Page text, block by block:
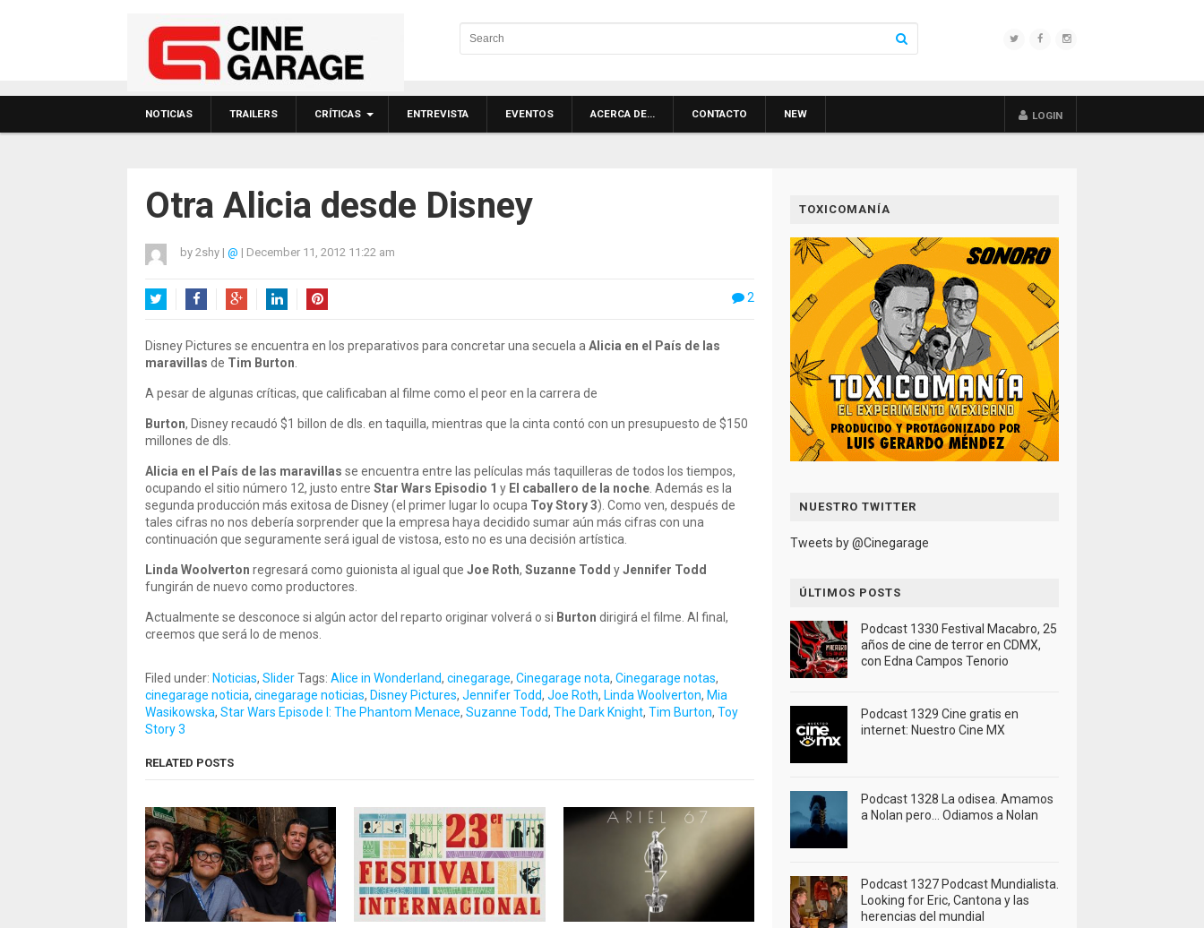
NOTICIAS TRAILERS CRÍTICAS ENTREVISTA EVENTOS ACERCA DE… CONTACTO NEW LOGIN
Otra Alicia desde Disney
by 2shy | @ | December 11, 2012 11:22 am
2
Disney Pictures se encuentra en los preparativos para concretar una secuela a Alicia en el País de las
maravillas de Tim Burton
A pesar de algunas críticas, que calificaban al filme como el peor en la carrera de
Burton, Disney recaudó $1 billon de dls. en taquilla, mientras que la cinta contó con un presupuesto de $150
millones de dls.
Alicia en el País de las maravillas se encuentra entre las películas más taquilleras de todos los tiempos,
ocupando el sitio número 12, justo entre Star Wars Episodio 1 y El caballero de la noche . Además es la
segunda producción más exitosa de Disney (el primer lugar lo ocupa Toy Story 3). Como ven, después de
tales cifras no nos debería sorprender que la empresa haya decidido sumar aún más cifras con una
continuación que seguramente será igual de vistosa, esto no es una decisión artística.
Linda Woolverton regresará como guionista al igual que Joe Roth, Suzanne Todd yJennifer Todd
fungirán de nuevo como productores.
Actualmente se desconoce si algún actor del reparto originar volverá o si Burton dirigirá el filme. Al final,
creemos que será lo de menos.
Filed under: Noticias, SliderTags: Alice in Wonderland, cinegarage, Cinegarage nota, Cinegarage notas,
cinegarage noticia, cinegarage noticias, Disney Pictures, Jennifer Todd, Joe Roth, Linda Woolverton, Mia
Wasikowska, Star Wars Episode I: The Phantom Menace, Suzanne Todd, The Dark Knight, Tim Burton, Toy
Story 3
RELATED POSTS
TOXICOMANÍA
NUESTRO TWITTER
Tweets by @Cinegarage
ÚLTIMOS POSTS
Podcast 1330 Festival Macabro, 25
años de cine de terror en CDMX,
con Edna Campos Tenorio
Podcast 1329 Cine gratis en
internet: Nuestro Cine MX
Podcast 1328 La odisea. Amamos
a Nolan pero… Odiamos a Nolan
Podcast 1327 Podcast Mundialista.
Looking for Eric, Cantona y las
herencias del mundial